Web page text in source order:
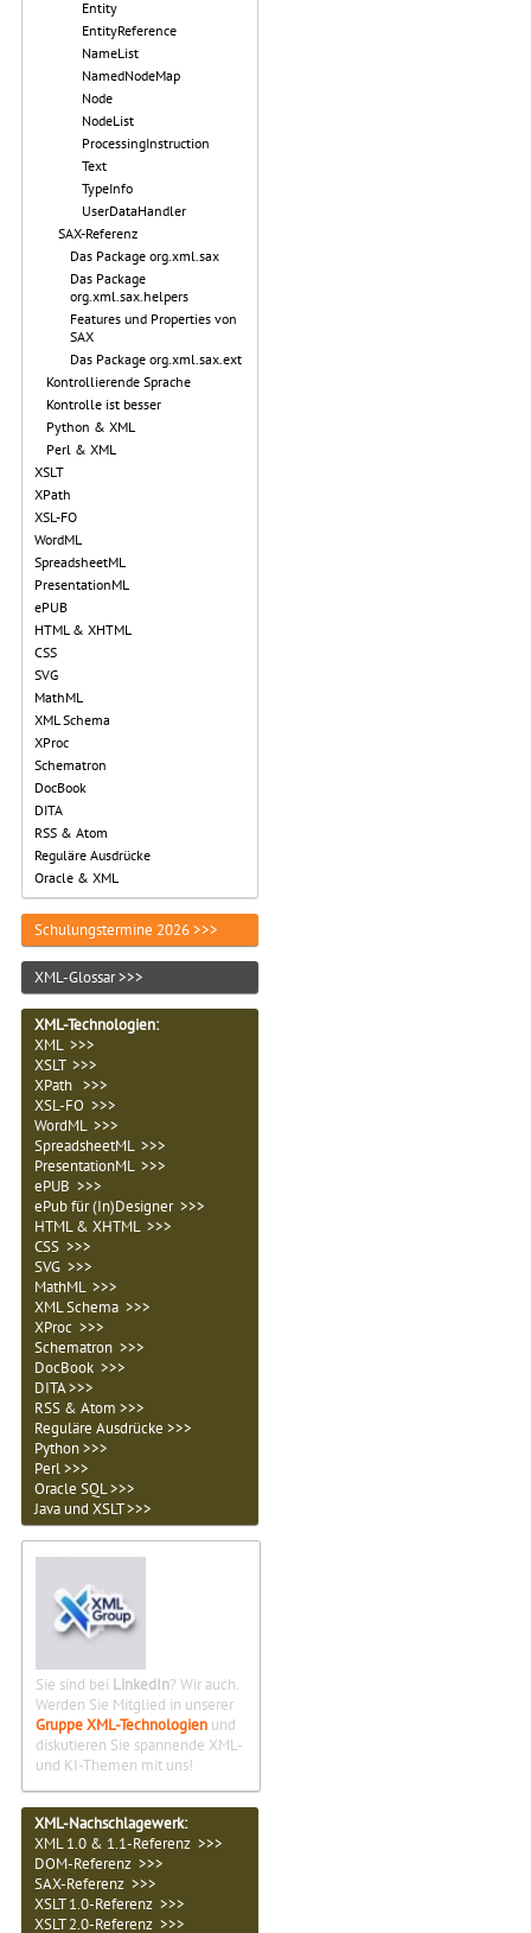
Entity
EntityReference
NameList
NamedNodeMap
Node
NodeList
ProcessingInstruction
Text
TypeInfo
UserDataHandler
SAX-Referenz
Das Package org.xml.sax
Das Package
org.xml.sax.helpers
Features und Properties von
SAX
Das Package org.xml.sax.ext
Kontrollierende Sprache
Kontrolle ist besser
Python & XML
Perl & XML
XSLT
XPath
XSL-FO
WordML
SpreadsheetML
PresentationML
ePUB
HTML & XHTML
CSS
SVG
MathML
XML Schema
XProc
Schematron
DocBook
DITA
RSS & Atom
Reguläre Ausdrücke
Oracle & XML
Schulungstermine 2026 >>>
XML-Glossar >>>
XML-Technologien:
XML >>>
XSLT >>>
XPath >>>
XSL-FO >>>
WordML >>>
SpreadsheetML >>>
PresentationML >>>
ePUB >>>
ePub für (In)Designer >>>
HTML & XHTML >>>
CSS >>>
SVG >>>
MathML >>>
XML Schema >>>
XProc >>>
Schematron >>>
DocBook >>>
DITA >>>
RSS & Atom >>>
Reguläre Ausdrücke >>>
Python >>>
Perl >>>
Oracle SQL >>>
Java und XSLT >>>
Sie sind bei LinkedIn? Wir auch.
Werden Sie Mitglied in unserer
Gruppe XML-Technologien und
diskutieren Sie spannende XML-
und KI-Themen mit uns!
XML-Nachschlagewerk:
XML 1.0 & 1.1-Referenz >>>
DOM-Referenz >>>
SAX-Referenz >>>
XSLT 1.0-Referenz >>>
XSLT 2.0-Referenz >>>